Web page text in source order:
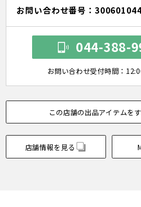
お問い合わせ番号：
044-388-
お問い合わせ受付時間：
この店舗の出品アイテムを
店舗情報を見る